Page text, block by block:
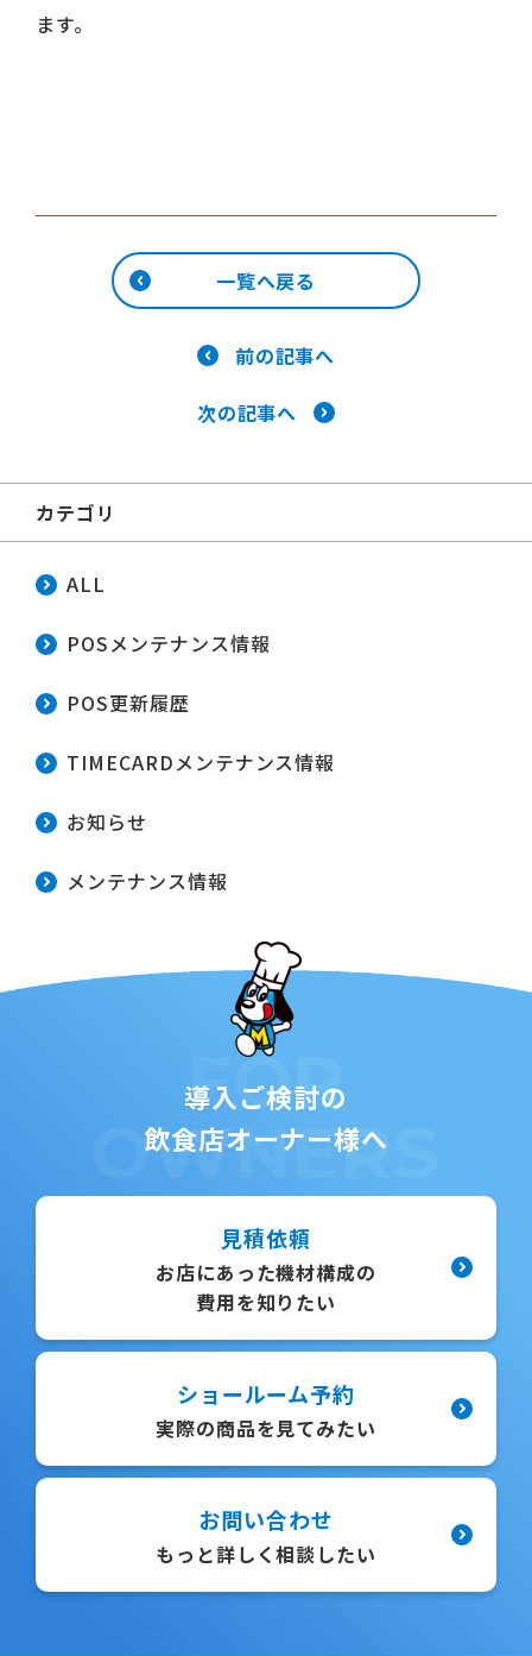
ます。
一覧へ戻る
前の記事へ
次の記事へ
カテゴリ
ALL
POSメンテナンス情報
POS更新履歴
TIMECARDメンテナンス情報
お知らせ
メンテナンス情報
導入ご検討の
飲食店オーナー様へ
FOR
OWNERS
見積依頼
お店にあった機材構成の
費用を知りたい
ショールーム予約
実際の商品を見てみたい
お問い合わせ
もっと詳しく相談したい